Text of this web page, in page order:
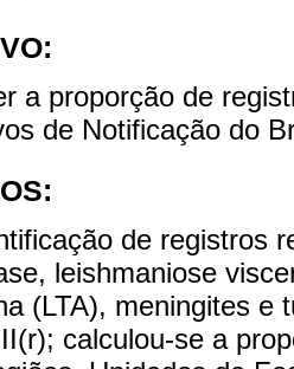
a proporção de
de Notificação do
de registros
leishmaniose
(LTA), meningites e
calculou-se a